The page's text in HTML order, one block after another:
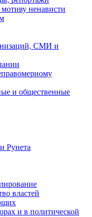
ненависти
СМИ и
и общественные
Рунета
властей
и в политической